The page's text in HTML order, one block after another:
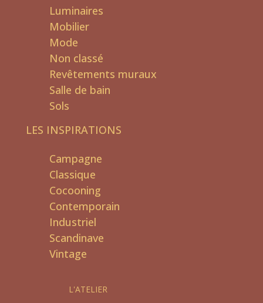
Luminaires
Mobilier
Mode
Non classé
Revêtements muraux
Salle de bain
Sols
LES INSPIRATIONS
Campagne
Classique
Cocooning
Contemporain
Industriel
Scandinave
Vintage
L'ATELIER